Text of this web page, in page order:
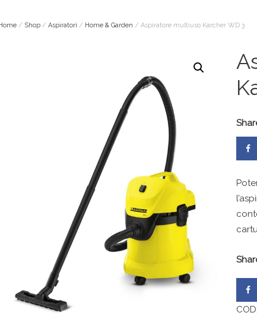
/ Shop / Aspiratori / Home & Garden / Aspiratore multiuso Karcher WD 3